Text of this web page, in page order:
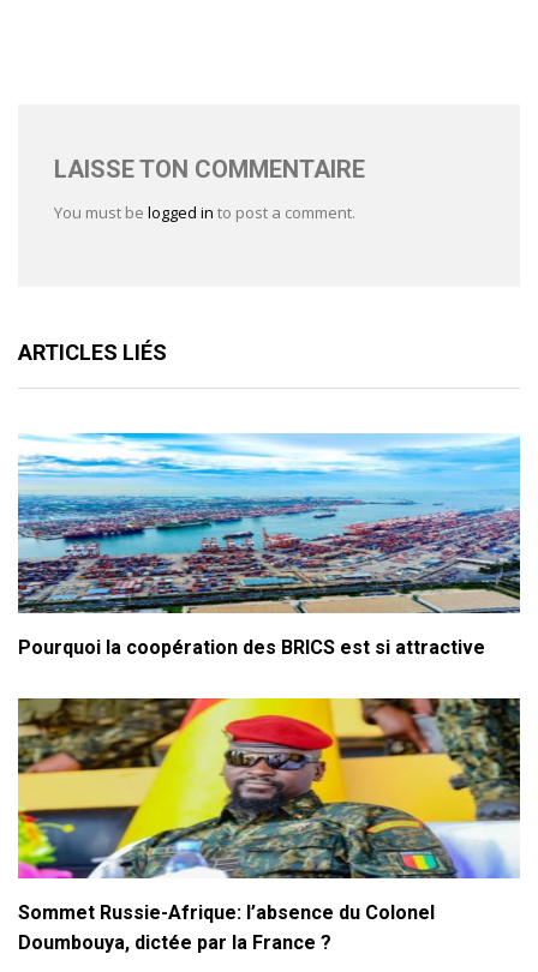
LAISSE TON COMMENTAIRE
You must be logged in to post a comment.
ARTICLES LIÉS
Pourquoi la coopération des BRICS est si attractive
Sommet Russie-Afrique: l’absence du Colonel
Doumbouya, dictée par la France ?